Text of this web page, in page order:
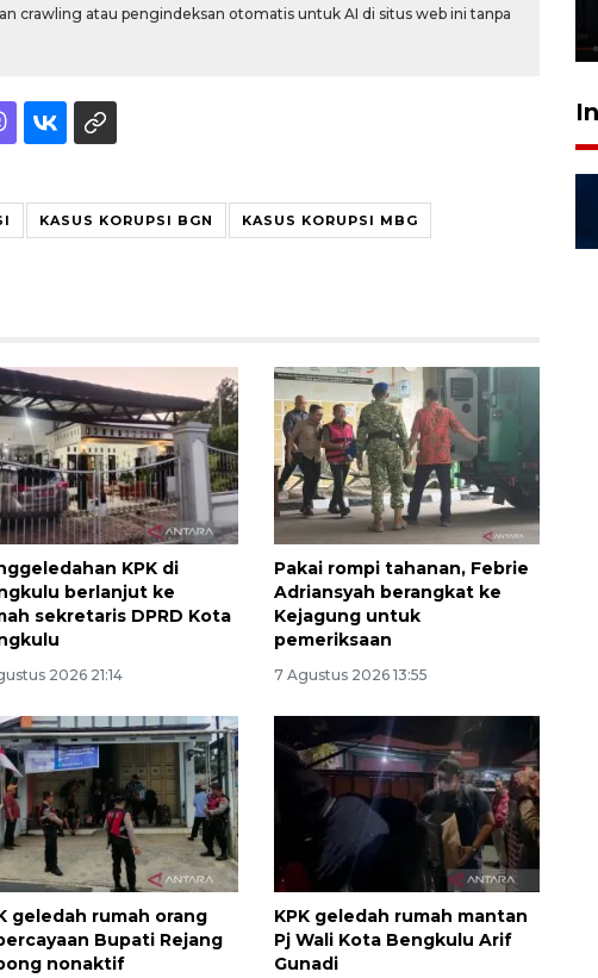
crawling atau pengindeksan otomatis untuk AI di situs web ini tanpa
KASUS KORUPSI BGN KASUS KORUPSI MBG
KPK di
berlanjut ke
sekretaris DPRD Kota
2026 21:14
Pakai rompi tahanan, Febrie
Adriansyah berangkat ke
Kejagung untuk
pemeriksaan
7 Agustus 2026 13:55
geledah rumah orang
Bupati Rejang
nonaktif
KPK geledah rumah mantan
Pj Wali Kota Bengkulu Arif
Gunadi
Layanan haji Indonesia
semakin memuaskan
2026-08-08 15:00:00